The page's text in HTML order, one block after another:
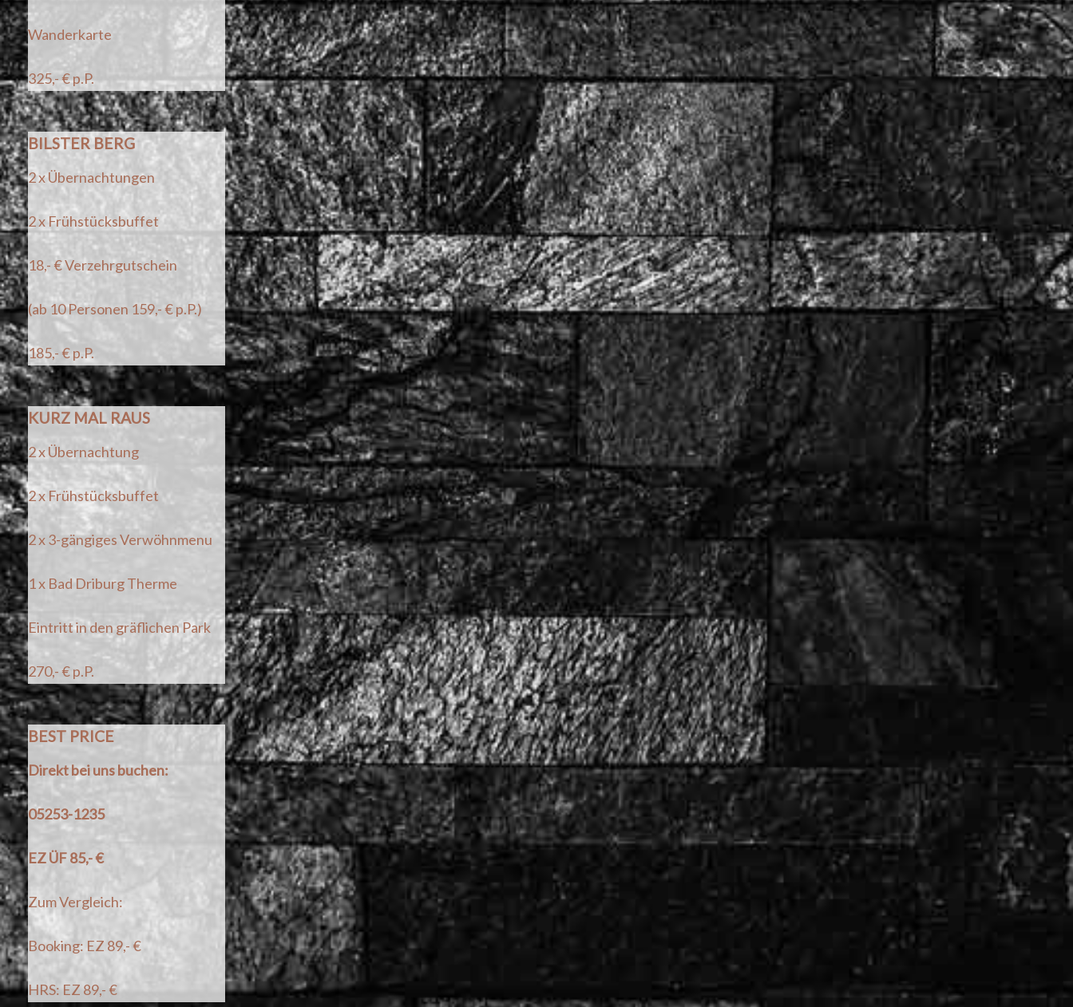
Wanderkarte
325,- € p.P.
BILSTER BERG
2 x Übernachtungen
2 x Frühstücksbuffet
18,- € Verzehrgutschein
(ab 10 Personen 159,- € p.P.)
185,- € p.P.
KURZ MAL RAUS
2 x Übernachtung
2 x Frühstücksbuffet
2 x 3-gängiges Verwöhnmenu
1 x Bad Driburg Therme
Eintritt in den gräflichen Park
270,- € p.P.
BEST PRICE
Direkt bei uns buchen:
05253-1235
EZ ÜF 85,- €
Zum Vergleich:
Booking: EZ 89,- €
HRS: EZ 89,- €